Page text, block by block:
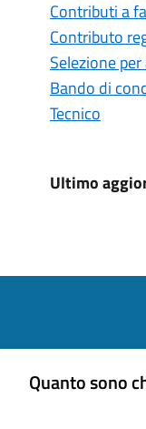
Contributi a
Contributo
Selezione
Bando di
Tecnico
Ultimo
Quanto sono